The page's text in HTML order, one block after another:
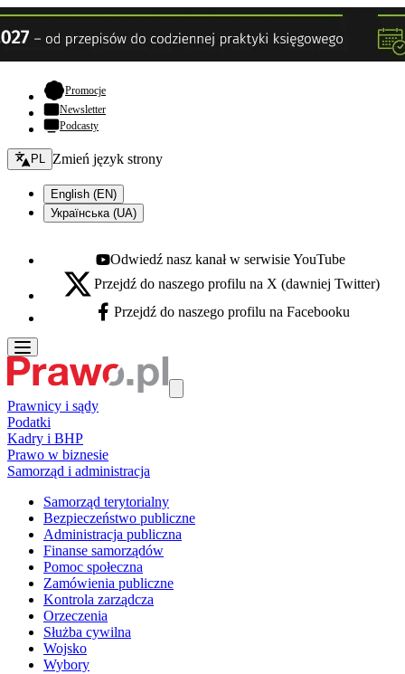
Promocje- otwiera się w nowej karcie
Newsletter
Podcasty
Zmień język - bieżący:
PL Zmień język strony
English (EN)
Українська (UA)
Youtube - otwiera się w nowej karcie
Odwiedź nasz kanał w serwisie YouTube
X - otwiera się w nowej karcie
Przejdź do naszego profilu na X (dawniej Twitter)
Facebook - otwiera się w nowej karcie
Przejdź do naszego profilu na Facebooku
Prawnicy i sądy
Podatki
Kadry i BHP
Prawo w biznesie
Samorząd i administracja
Samorząd terytorialny
Bezpieczeństwo publiczne
Administracja publiczna
Finanse samorządów
Pomoc społeczna
Zamówienia publiczne
Kontrola zarządcza
Orzeczenia
Służba cywilna
Wojsko
Wybory